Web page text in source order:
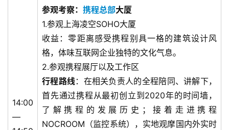
14:00
—
参观考察： 携程总部大厦
1.参观上海凌空SOHO大厦
收益：零距离感受携程别具一格的建筑设计风
格，体味互联网企业独特的文化气息。
2.参观携程展厅以及工作区
行程路线：在相关负责人的全程陪同、讲解下，
首先通过携程从最初创立到2020年的时间墙，
了解携程的发展历史；接着走进携程
NOCROOM（监控系统），实地观摩国内外实时